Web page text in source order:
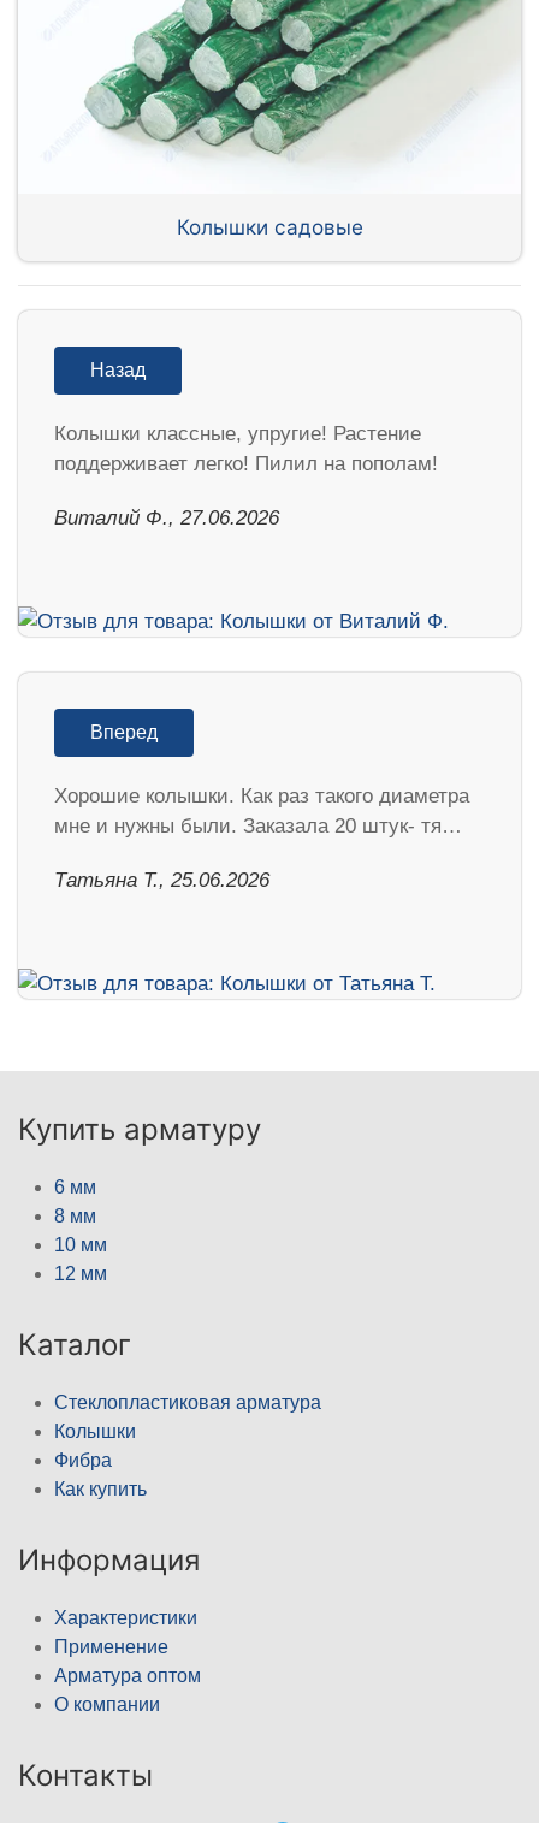
Колышки садовые
Назад
Колышки классные, упругие! Растение
поддерживает легко! Пилил на пополам!
Виталий Ф., 27.06.2026
Вперед
Хорошие колышки. Как раз такого диаметра
мне и нужны были. Заказала 20 штук- тя…
Татьяна Т., 25.06.2026
Купить арматуру
6 мм
8 мм
10 мм
12 мм
Каталог
Стеклопластиковая арматура
Колышки
Фибра
Как купить
Информация
Характеристики
Применение
Арматура оптом
О компании
Контакты